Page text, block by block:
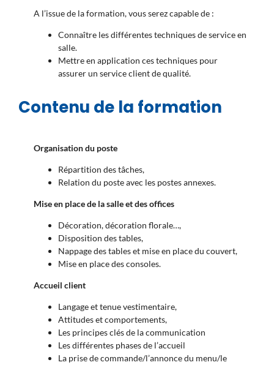
A l’issue de la formation, vous serez capable de :
Connaître les différentes techniques de service en
salle.
Mettre en application ces techniques pour
assurer un service client de qualité.
Contenu de la formation
Organisation du poste
Répartition des tâches,
Relation du poste avec les postes annexes.
Mise en place de la salle et des offices
Décoration, décoration florale…,
Disposition des tables,
Nappage des tables et mise en place du couvert,
Mise en place des consoles.
Accueil client
Langage et tenue vestimentaire,
Attitudes et comportements,
Les principes clés de la communication
Les différentes phases de l’accueil
La prise de commande/l’annonce du menu/le